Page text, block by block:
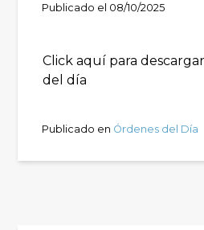
Publicado el 08/10/2025
Click aquí para
del día
Publicado en Órdenes del Día